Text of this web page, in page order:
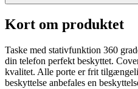
Kort om produktet
Taske med stativfunktion 360
din telefon perfekt beskyttet.
kvalitet. Alle porte er frit
beskyttelse anbefales en